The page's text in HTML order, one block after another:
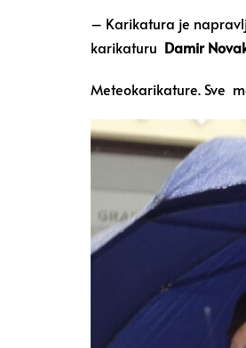
– Karikatura je
karikaturu Damir
Meteokarikature. Sve